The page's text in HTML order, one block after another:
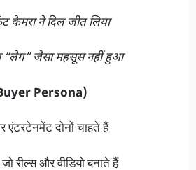
कैमरा ने दिल जीत लिया
“लैग” जैसा महसूस नहीं हुआ
Persona)
एंटरटेनमेंट दोनों चाहते हैं
जो रील्स और वीडियो बनाते हैं